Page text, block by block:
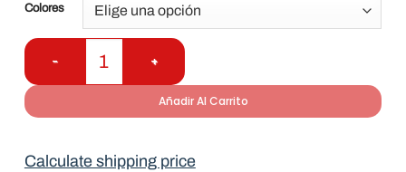
Colores
Añadir Al Carrito
Calculate shipping price